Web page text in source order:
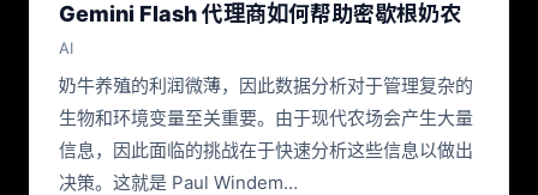
Gemini Flash 代理商如何帮助密歇根奶农
AI
奶牛养殖的利润微薄，因此数据分析对于管理复杂的
生物和环境变量至关重要。由于现代农场会产生大量
信息，因此面临的挑战在于快速分析这些信息以做出
决策。这就是 Paul Windem…